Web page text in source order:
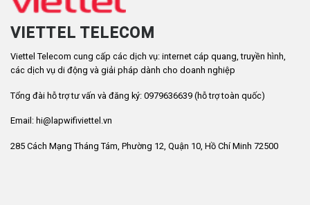
VIETTEL TELECOM
Viettel Telecom cung cấp các dịch vụ: internet cáp quang, truyền hình,
các dịch vụ di động và giải pháp dành cho doanh nghiệp
Tổng đài hỗ trợ tư vấn và đăng ký: 0979636639 (hỗ trợ toàn quốc)
Email: hi@lapwifiviettel.vn
285 Cách Mạng Tháng Tám, Phường 12, Quận 10, Hồ Chí Minh 72500